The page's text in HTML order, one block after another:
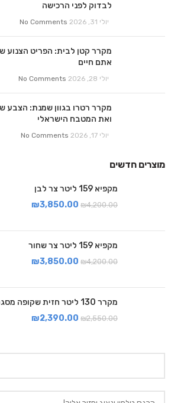
לבדוק לפני הרכישה
יולי 31, 2026 No Comments
מקרר קטן לבית: הפריט הצנוע
אתם חיים
יולי 28, 2026 No Comments
מקרר רטרו בגוון שמנת: הצבע
ואת המטבח הישראלי
יולי 17, 2026 No Comments
מוצרים חדשים
מקפיא 159 ליטר צר לבן
₪4,200.00
₪3,850.00
מקפיא 159 ליטר צר שחור
₪4,200.00
₪3,850.00
מקרר 130 ליטר חזית שקופה מסגרת נירוסטה
₪2,550.00
₪2,390.00